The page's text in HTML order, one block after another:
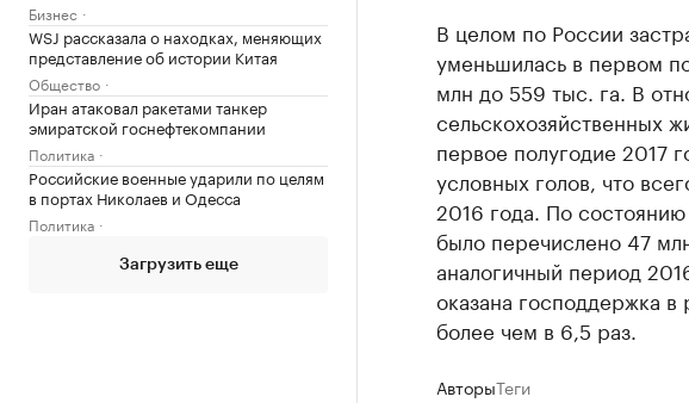
Бизнес
WSJ рассказала о находках, меняющих
представление об истории Китая
Общество
Иран атаковал ракетами танкер
эмиратской госнефтекомпании
Политика
Российские военные ударили по целям
в портах Николаев и Одесса
Политика
Загрузить еще
В целом по России
уменьшилась в первом
млн до 559 тыс. га. В
сельскохозяйственных
первое полугодие 2017
условных голов, что
2016 года. По
было перечислено 47
аналогичный период
оказана господдержка
более чем в 6,5 раз.
АвторыТеги